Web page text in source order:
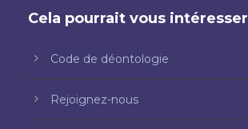
Cela pourrait vous intéresser
Code de déontologie
Rejoignez-nous